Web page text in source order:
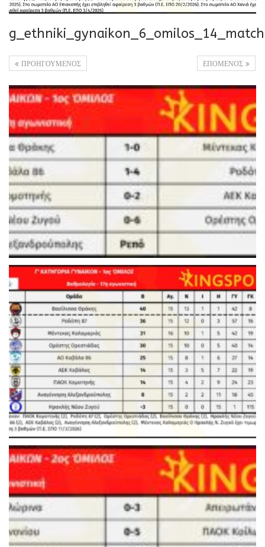
ΕΠΟΜΕΝΟΣ
ΠΡΟΗΓΟΥΜΕΝΟΣ